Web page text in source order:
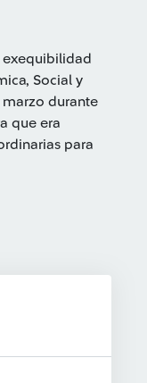
exequibilidad
Social y
durante
que era
para